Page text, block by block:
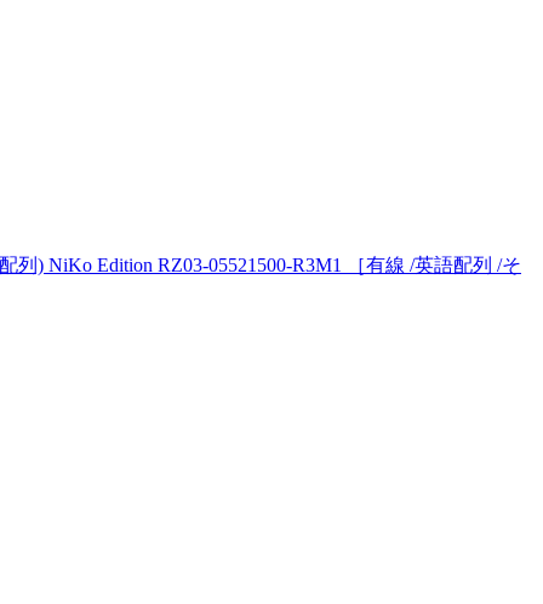
) NiKo Edition RZ03-05521500-R3M1 ［有線 /英語配列 /そ